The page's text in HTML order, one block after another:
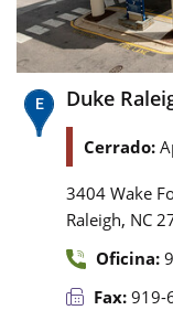
Duke
Cerrado:
3404 Wake
Raleigh, NC
Oficina:
Fax: 919-